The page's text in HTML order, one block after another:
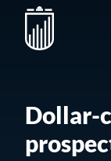
Dollar-